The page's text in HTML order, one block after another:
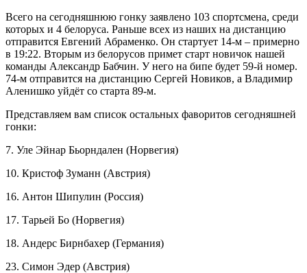
Всего на сегодняшнюю гонку заявлено 103 спортсмена, среди
которых и 4 белоруса. Раньше всех из наших на дистанцию
отправится Евгений Абраменко. Он стартует 14-м – примерно
в 19:22. Вторым из белорусов примет старт новичок нашей
команды Александр Бабчин. У него на бипе будет 59-й номер.
74-м отправится на дистанцию Сергей Новиков, а Владимир
Аленишко уйдёт со старта 89-м.
Представляем вам список остальных фаворитов сегодняшней
гонки:
7. Уле Эйнар Бьорндален (Норвегия)
10. Кристоф Зуманн (Австрия)
16. Антон Шипулин (Россия)
17. Тарьей Бо (Норвегия)
18. Андерс Бирнбахер (Германия)
23. Симон Эдер (Австрия)